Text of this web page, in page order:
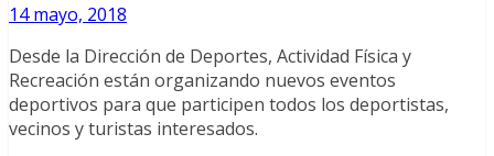
14 mayo, 2018
Desde la Dirección de Deportes, Actividad Física y
Recreación están organizando nuevos eventos
deportivos para que participen todos los deportistas,
vecinos y turistas interesados.